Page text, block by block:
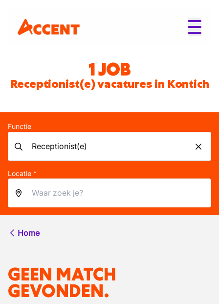
1 JOB
Receptionist(e) vacatures in Kontich
Functie
Locatie *
Home
GEEN MATCH
GEVONDEN.